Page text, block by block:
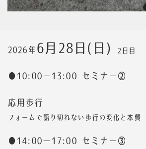
2026年 6月28日(日) 2日目
●10:00ー13:00 セミナー②
応用歩行
フォームで語り切れない歩行の変化と本質
●14:00ー17:00 セミナー③